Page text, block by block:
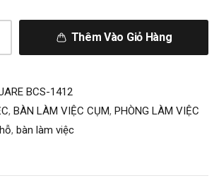
Thêm Vào Giỏ Hàng
BCS-1412
, BÀN LÀM VIỆC CỤM, PHÒNG LÀM VIỆC
, bàn làm việc